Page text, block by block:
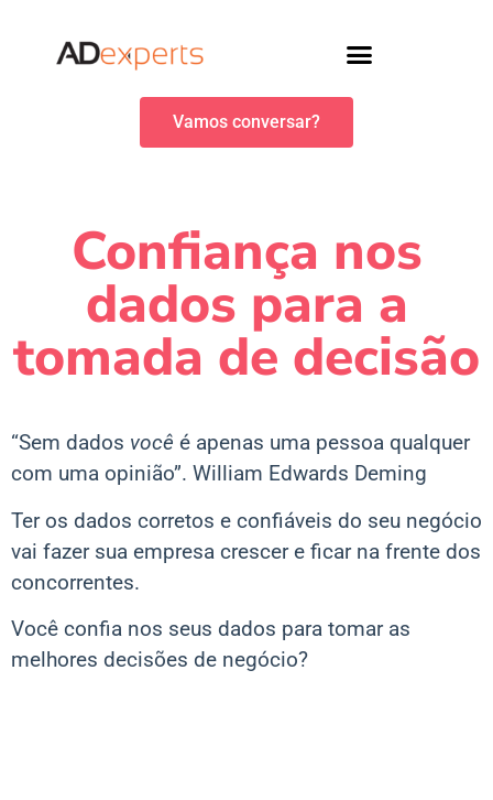
Vamos conversar?
Confiança nos
dados para a
tomada de decisão
“Sem dados você é apenas uma pessoa qualquer
com uma opinião”. William Edwards Deming
Ter os dados corretos e confiáveis do seu negócio
vai fazer sua empresa crescer e ficar na frente dos
concorrentes.
Você confia nos seus dados para tomar as
melhores decisões de negócio?